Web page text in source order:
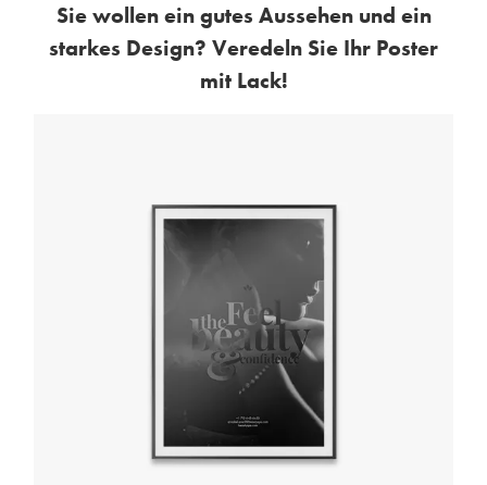
Sie wollen ein gutes Aussehen und ein
starkes Design? Veredeln Sie Ihr Poster
mit Lack!